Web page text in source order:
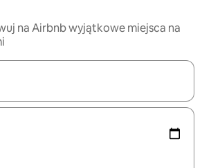
na Airbnb wyjątkowe miejsca na
dostępne, możesz poruszać się po nich za